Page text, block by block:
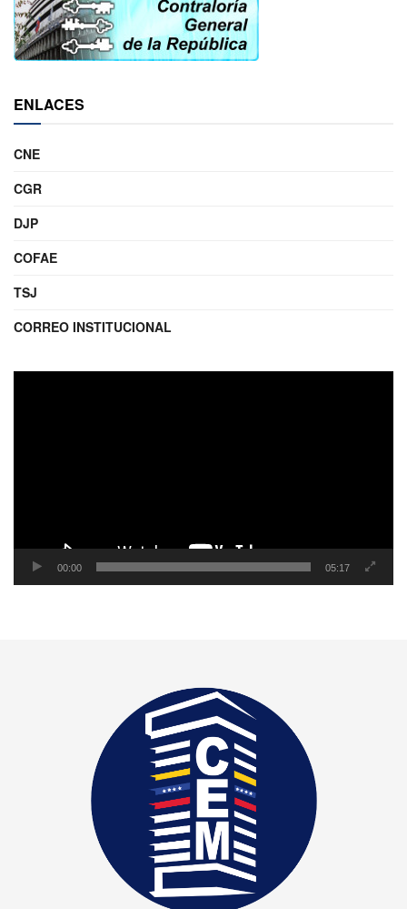
ENLACES
CNE
CGR
DJP
COFAE
TSJ
CORREO INSTITUCIONAL
00:00 05:17